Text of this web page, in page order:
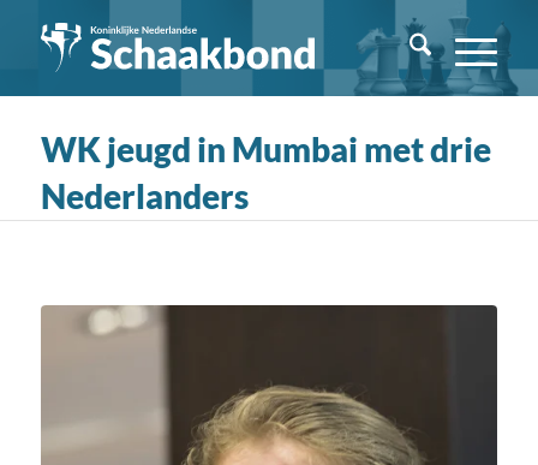
WK jeugd in Mumbai met drie
Nederlanders